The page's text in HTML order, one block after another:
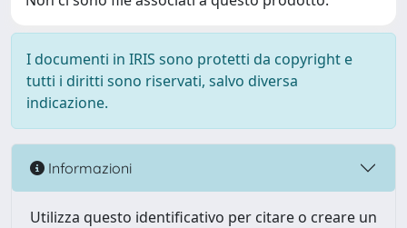
I documenti in IRIS sono protetti da copyright e
tutti i diritti sono riservati, salvo diversa
indicazione.
Informazioni
Utilizza questo identificativo per citare o creare un